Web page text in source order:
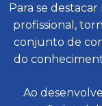
Para se
profissional,
conjunto de
do
Ao